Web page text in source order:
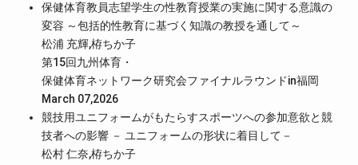
保健体育教員志望学生の性教育授業の実施に関する意識の
変容 ～包括的性教育に基づく知識の教授を通して～
松浦 充輝,栫ちか子
第15回九州体育・
保健体育ネットワーク研究会ファイナルラウンドin福岡
March 07,2026
競技用ユニフォームがもたらすスポーツへの参加意欲と競
技者への影響 － ユニフォームの形状に着目して－
松村 仁奈,栫ちか子